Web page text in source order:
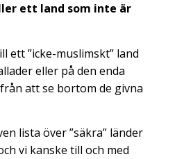
ett land som inte är
ett ”icke-muslimskt” land
eller på den enda
att se bortom de givna
lista över ”säkra” länder
vi kanske till och med